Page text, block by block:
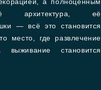
архитектура, её
— всё это становится
место, где развлечение
становится